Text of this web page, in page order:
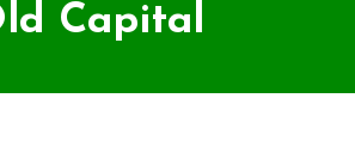
Capital